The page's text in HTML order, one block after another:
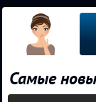
Самые